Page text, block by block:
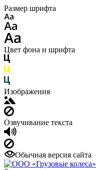
Размер шрифта
Цвет фона и шрифта
Изображения
Озвучивание текста
Обычная версия сайта